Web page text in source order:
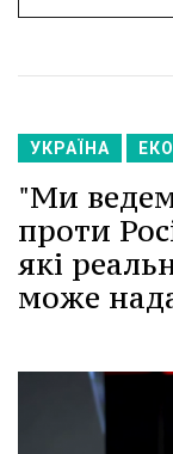
УКРАЇНА
"Ми
проти
які
може